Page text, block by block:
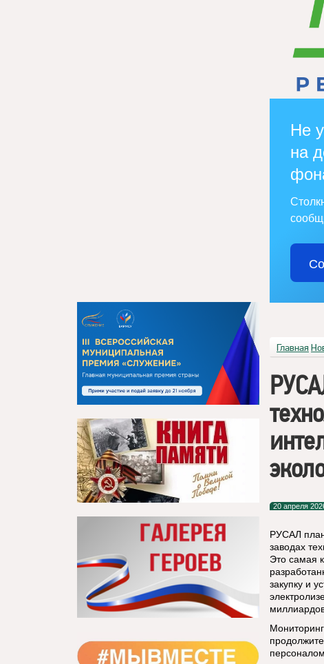
Не
на
Главная
20 апреля
РУСАЛ
заводах
Это самая
закупку и